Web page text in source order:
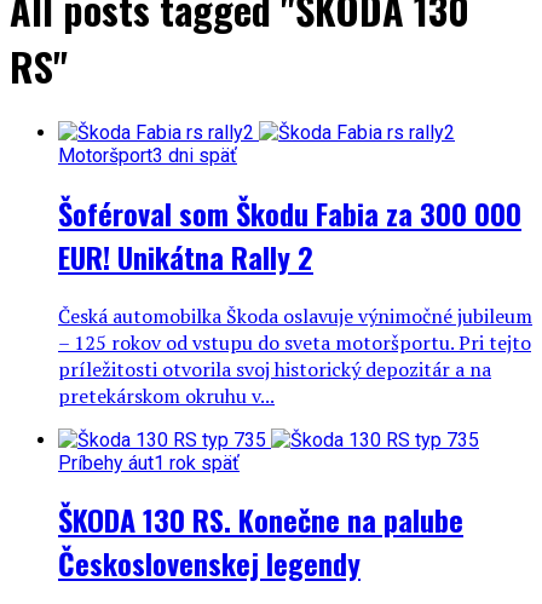
RS"
Motoršport3 dni späť
Šoféroval som Škodu Fabia za 300 000
EUR! Unikátna Rally 2
Česká automobilka Škoda oslavuje výnimočné jubileum
– 125 rokov od vstupu do sveta motoršportu. Pri tejto
príležitosti otvorila svoj historický depozitár a na
pretekárskom okruhu v...
Príbehy áut1 rok späť
ŠKODA 130 RS. Konečne na palube
Československej legendy